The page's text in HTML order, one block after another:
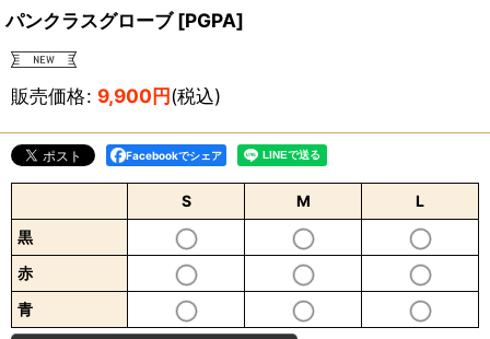
パンクラスグローブ [PGPA]
販売価格: 9,900円(税込)
Facebookでシェア
S M
L
黒
赤
青